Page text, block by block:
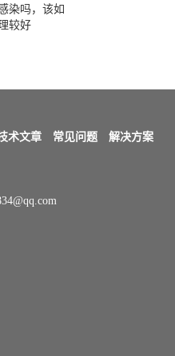
染吗，该如
较好
术文章 常见问题
解决方案